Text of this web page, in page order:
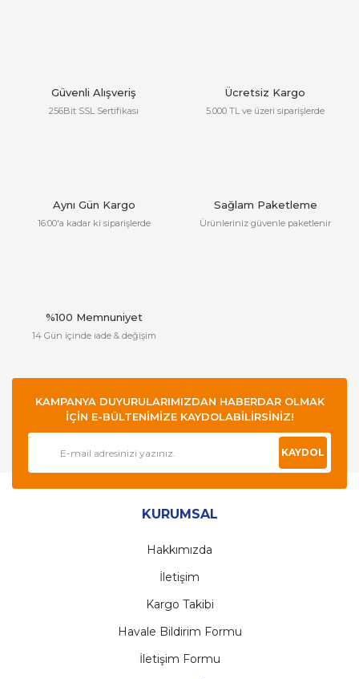
Güvenli Alışveriş
256Bit SSL Sertifikası
Ücretsiz Kargo
5.000 TL ve üzeri siparişlerde
Aynı Gün Kargo
16:00'a kadar ki siparişlerde
Sağlam Paketleme
Ürünleriniz güvenle paketlenir
%100 Memnuniyet
14 Gün içinde iade & değişim
KAMPANYA DUYURULARIMIZDAN HABERDAR OLMAK
İÇİN E-BÜLTENİMİZE KAYDOLABİLİRSİNİZ!
KAYDOL
KURUMSAL
Hakkımızda
İletişim
Kargo Takibi
Havale Bildirim Formu
İletişim Formu